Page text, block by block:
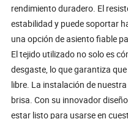
rendimiento duradero. El
estabilidad y puede soportar
una opción de asiento fiable
El tejido utilizado no solo es
desgaste, lo que garantiza
libre. La instalación de
brisa. Con su innovador
estar listo para usarse en